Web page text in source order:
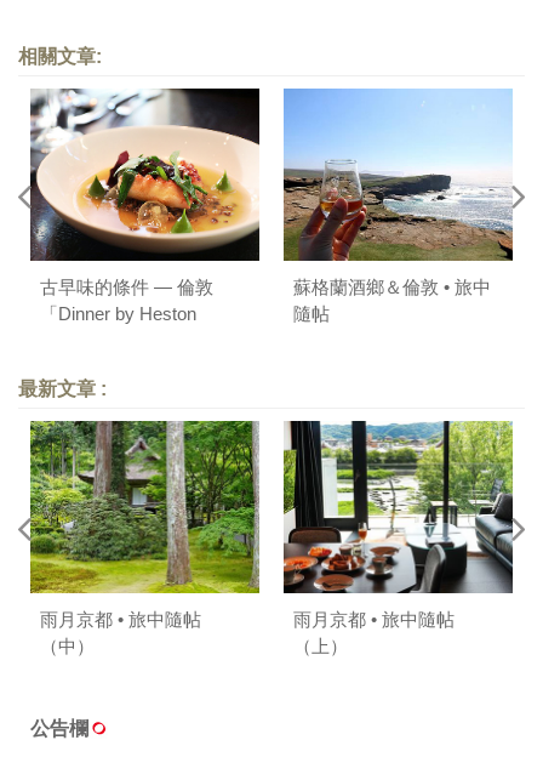
相關文章:
古早味的條件 — 倫敦
「Dinner by Heston
蘇格蘭酒鄉＆倫敦 • 旅中
隨帖
最新文章 :
雨月京都 • 旅中隨帖
（中）
雨月京都 • 旅中隨帖
（上）
公告欄